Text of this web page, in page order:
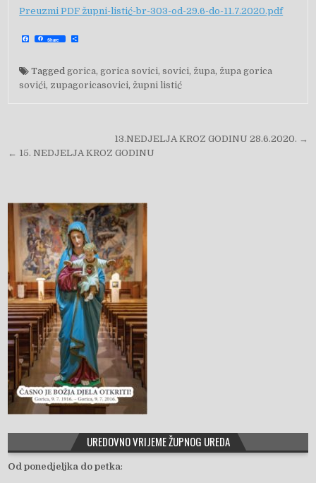
Preuzmi PDF župni-listić-br-303-od-29.6-do-11.7.2020.pdf
F
a
b
o
o
k
Share
e
Tagged gorica, gorica sovici,sovici, župa, župa gorica
sovići, zupagoricasovici, župni listić
Navigacija objava13.NEDJELJA KROZ GODINU 28.6.2020. →
← 15. NEDJELJA KROZ GODINU
UREDOVNO VRIJEME ŽUPNOG UREDA
Od ponedjeljka do petka: